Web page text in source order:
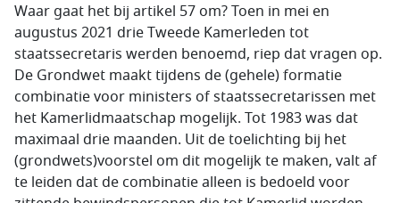
Waar gaat het bij artikel 57 om? Toen in mei en
augustus 2021 drie Tweede Kamerleden tot
staatssecretaris werden benoemd, riep dat vragen op.
De Grondwet maakt tijdens de (gehele) formatie
combinatie voor ministers of staatssecretarissen met
het Kamerlidmaatschap mogelijk. Tot 1983 was dat
maximaal drie maanden. Uit de toelichting bij het
(grondwets)voorstel om dit mogelijk te maken, valt af
te leiden dat de combinatie alleen is bedoeld voor